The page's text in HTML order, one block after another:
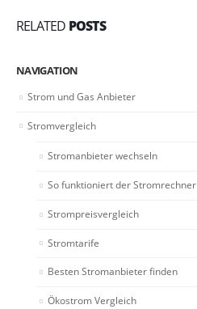
RELATED POSTS
NAVIGATION
Strom und Gas Anbieter
Stromvergleich
Stromanbieter wechseln
So funktioniert der Stromrechner
Strompreisvergleich
Stromtarife
Besten Stromanbieter finden
Ökostrom Vergleich